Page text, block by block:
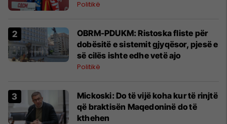
Politikë
OBRM-PDUKM: Ristoska fliste për
dobësitë e sistemit gjyqësor, pjesë e
së cilës ishte edhe vetë ajo
Politikë
Mickoski: Do të vijë koha kur të rinjtë
që braktisën Maqedoninë do të
kthehen